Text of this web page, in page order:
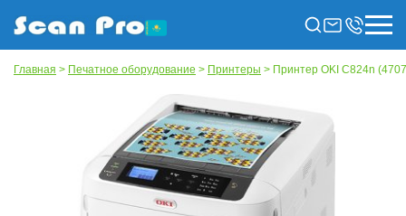
Главная > Печатное оборудование > Принтеры > Принтер OKI C824n